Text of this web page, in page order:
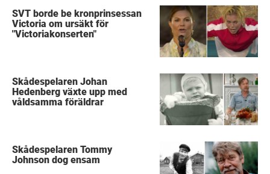
SVT borde be kronprinsessan
Victoria om ursäkt för
"Victoriakonserten"
Skådespelaren Johan
Hedenberg växte upp med
våldsamma föräldrar
Skådespelaren Tommy
Johnson dog ensam